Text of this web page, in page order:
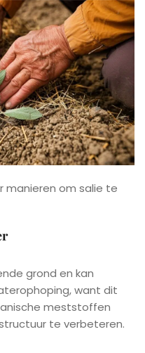
manieren om salie te
grond en kan
want dit
meststoffen
te verbeteren.